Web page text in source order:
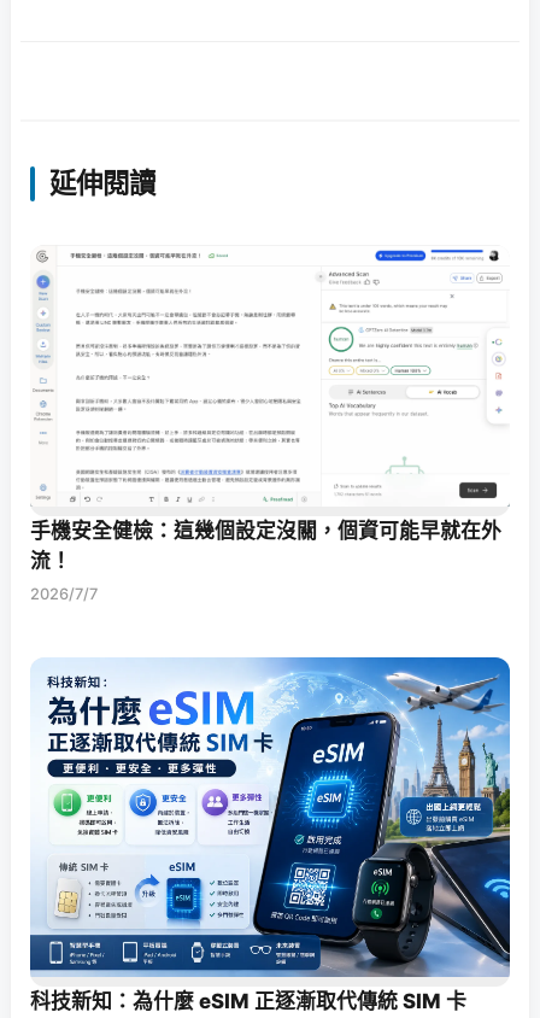
延伸閱讀
手機安全健檢：這幾個設定沒關，個資可能早就在外
流！
2026/7/7
科技新知：為什麼 eSIM 正逐漸取代傳統 SIM 卡